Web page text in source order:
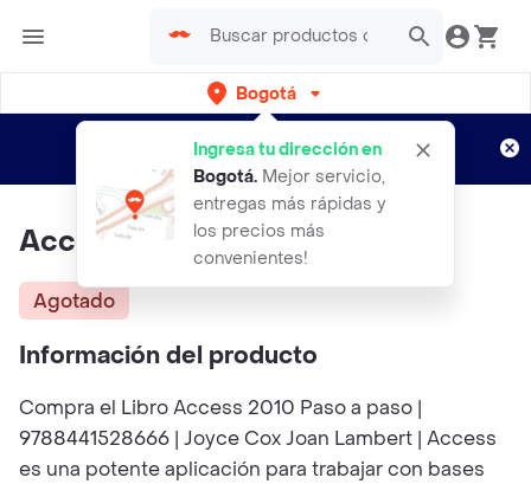
Bogotá
Ingresa tu dirección en
Bogotá. Mejor servicio,
entregas más rápidas y
los precios más
convenientes!
envíos gratis por semanas
Aplican TyC
Access 2010 Paso a Paso
Agotado
Información del producto
Compra el Libro Access 2010 Paso a paso |
9788441528666 | Joyce Cox Joan Lambert | Access
es una potente aplicación para trabajar con bases